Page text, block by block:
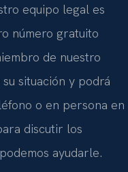
equipo legal es
número gratuito
de nuestro
situación y podrá
o en persona en
discutir los
ayudarle.